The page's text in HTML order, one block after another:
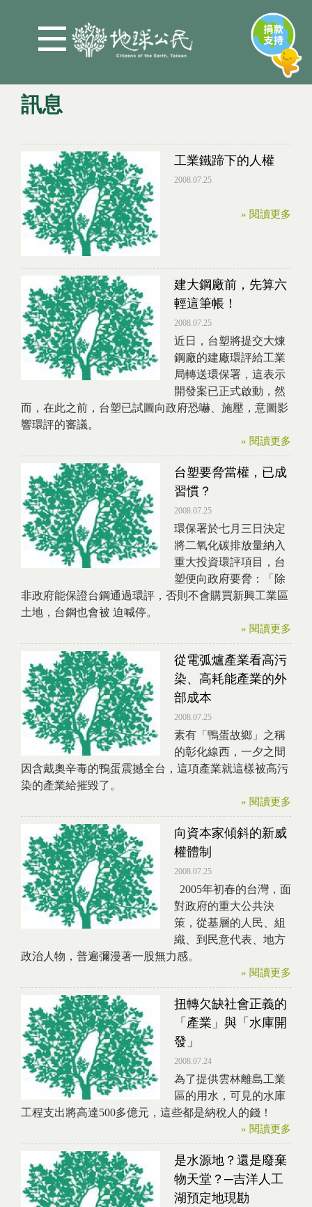
訊息
您在這裡
工業鐵蹄下的人權
2008.07.25
» 閱讀更多
建大鋼廠前，先算六
輕這筆帳！
2008.07.25
近日，台塑將提交大煉
鋼廠的建廠環評給工業
局轉送環保署，這表示
開發案已正式啟動，然
而，在此之前，台塑已試圖向政府恐嚇、施壓，意圖影
響環評的審議。
» 閱讀更多
台塑要脅當權，已成
習慣？
2008.07.25
環保署於七月三日決定
將二氧化碳排放量納入
重大投資環評項目，台
塑便向政府要脅：「除
非政府能保證台鋼通過環評，否則不會購買新興工業區
土地，台鋼也會被 迫喊停。
» 閱讀更多
從電弧爐產業看高污
染、高耗能產業的外
部成本
2008.07.25
素有「鴨蛋故鄉」之稱
的彰化線西，一夕之間
因含戴奧辛毒的鴨蛋震撼全台，這項產業就這樣被高污
染的產業給摧毀了。
» 閱讀更多
向資本家傾斜的新威
權體制
2008.07.25
2005年初春的台灣，面
對政府的重大公共決
策，從基層的人民、組
織、到民意代表、地方
政治人物，普遍彌漫著一股無力感。
» 閱讀更多
扭轉欠缺社會正義的
「產業」與「水庫開
發」
2008.07.24
為了提供雲林離島工業
區的用水，可見的水庫
工程支出將高達500多億元，這些都是納稅人的錢！
» 閱讀更多
是水源地？還是廢棄
物天堂？─吉洋人工
湖預定地現勘